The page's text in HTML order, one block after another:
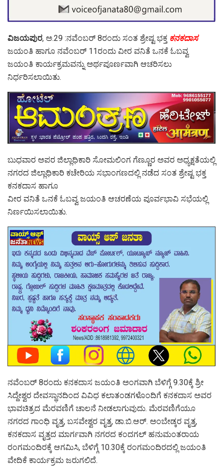
ವಿಜಯಪುರ, ಅ.29 :ನವೆಂಬರ್ 8ರಂದು ಸಂತ ಶ್ರೇಷ್ಟ ಭಕ್ತ ಕನಕದಾಸ
ಜಯಂತಿ ಹಾಗೂ ನವೆಂಬರ್ 11ರಂದು ವೀರ ವನಿತೆ ಒನಕೆ ಓಬವ್ವ
ಜಯಂತಿ ಕಾರ್ಯಕ್ರಮವನ್ನು ಅರ್ಥಪೂರ್ಣವಾಗಿ ಆಚರಿಸಲು
ನಿರ್ಧರಿಸಲಾಯಿತು.
ಬುಧವಾರ ಅಪರ ಜಿಲ್ಲಾಧಿಕಾರಿ ಸೋಮಲಿಂಗ ಗೆಣ್ಣೂರ ಅವರ ಅಧ್ಯಕ್ಷತೆಯಲ್ಲಿ
ನಗರದ ಜಿಲ್ಲಾಧಿಕಾರಿ ಕಚೇರಿಯ ಸಭಾಂಗಣದಲ್ಲಿ ನಡೆದ ಸಂತ ಶ್ರೇಷ್ಟ ಭಕ್ತ
ಕನಕದಾಸ ಹಾಗೂ
ವೀರ ವನಿತೆ ಒನಕೆ ಓಬವ್ವ ಜಯಂತಿ ಆಚರಣೆಯ ಪೂರ್ವಭಾವಿ ಸಭೆಯಲ್ಲಿ
ನಿರ್ಣಯಿಸಲಾಯಿತು.
ನವೆಂಬರ್ 8ರಂದು ಕನಕದಾಸ ಜಯಂತಿ ಅಂಗವಾಗಿ ಬೆಳಿಗ್ಗೆ 9.30ಕ್ಕೆ ಶ್ರೀ
ಸಿದ್ದೇಶ್ವರ ದೇವಸ್ಥಾನದಿಂದ ವಿವಿಧ ಕಲಾತಂಡಗಳೊಂದಿಗೆ ಕನಕದಾಸ ಅವರ
ಭಾವಚಿತ್ರದ ಮೆರವಣಿಗೆ ಚಾಲನೆ ನೀಡಲಾಗುವುದು. ಮೆರವಣಿಗೆಯೂ
ನಗರದ ಗಾಂಧಿ ವೃತ್ತ, ಬಸವೇಶ್ವರ ವೃತ್ತ, ಡಾ.ಬಿ.ಆರ್. ಅಂಬೇಡ್ಕರ ವೃತ್ತ,
ಕನಕದಾಸ ವೃತ್ತದ ಮಾರ್ಗವಾಗಿ ನಗರದ ಕಂದಗಲ್ ಹನುಮಂತರಾಯ
ರಂಗಮಂದಿರಕ್ಕೆ ಆಗಮಿಸಿ, ಬೆಳಿಗ್ಗೆ 10.30ಕ್ಕೆ ರಂಗಮಂದಿರದಲ್ಲಿ ಜಯಂತಿ
ವೇದಿಕೆ ಕಾರ್ಯಕ್ರಮ ಜರುಗಲಿದೆ.